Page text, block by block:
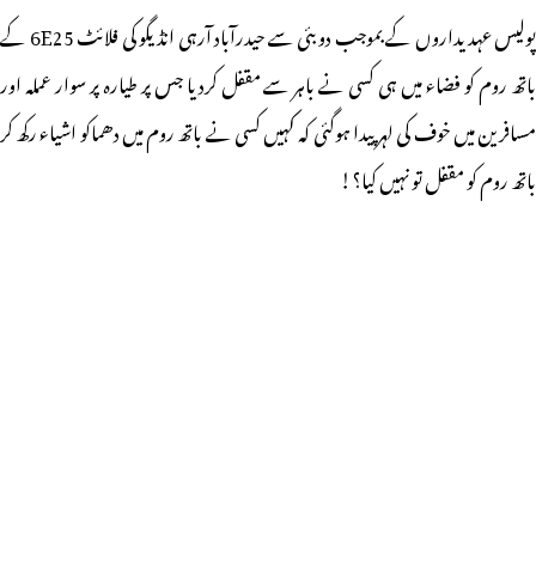
پولیس عہدیداروں کے بموجب دوبئی سے حیدرآباد آرہی انڈیگو کی فلائٹ 6E25 کے
باتھ روم کو فضاء میں ہی کسی نے باہر سے مقفل کردیا جس پر طیارہ پر سوار عملہ اور
مسافرین میں خوف کی لہر پیدا ہوگئی کہ کہیں کسی نے باتھ روم میں دھماکو اشیاء رکھ کر
باتھ روم کو مقفل تو نہیں کیا؟!